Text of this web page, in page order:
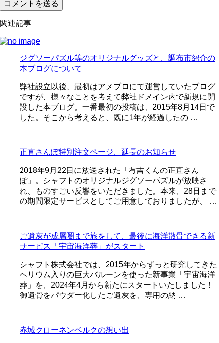
関連記事
ジグソーパズル等のオリジナルグッズと、調布市紹介の
本ブログについて
弊社設立以後、最初はアメブロにて運営していたブログ
ですが、様々なことを考えて弊社ドメイン内で新規に開
設した本ブログ。一番最初の投稿は、2015年8月14日で
した。そこから考えると、既に1年が経過したの …
正直さんぽ特別注文ページ、延長のお知らせ
2018年9月22日に放送された「有吉くんの正直さん
ぽ」。シャフトのオリジナルジグソーパズルが放映さ
れ、ものすごい反響をいただきました。本来、28日まで
の期間限定サービスとしてご用意しておりましたが、 …
ご遺灰が成層圏まで旅をして、最後に海洋散骨できる新
サービス「宇宙海洋葬」がスタート
シャフト株式会社では、2015年からずっと研究してきた
ヘリウム入りの巨大バルーンを使った新事業「宇宙海洋
葬」を、2024年4月から新たにスタートいたしました！
御遺骨をパウダー化したご遺灰を、専用の納 …
赤城クローネンベルクの想い出